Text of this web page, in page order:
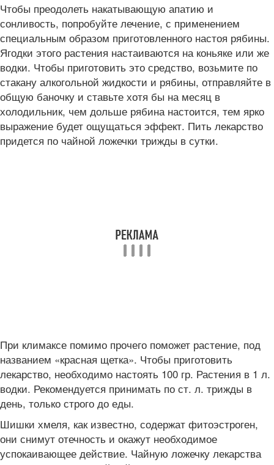
Чтобы преодолеть накатывающую апатию и
сонливость, попробуйте лечение, с применением
специальным образом приготовленного настоя рябины.
Ягодки этого растения настаиваются на коньяке или же
водки. Чтобы приготовить это средство, возьмите по
стакану алкогольной жидкости и рябины, отправляйте в
общую баночку и ставьте хотя бы на месяц в
холодильник, чем дольше рябина настоится, тем ярко
выражение будет ощущаться эффект. Пить лекарство
придется по чайной ложечки трижды в сутки.
При климаксе помимо прочего поможет растение, под
названием «красная щетка». Чтобы приготовить
лекарство, необходимо настоять 100 гр. Растения в 1 л.
водки. Рекомендуется принимать по ст. л. трижды в
день, только строго до еды.
Шишки хмеля, как известно, содержат фитоэстроген,
они снимут отечность и окажут необходимое
успокаивающее действие. Чайную ложечку лекарства